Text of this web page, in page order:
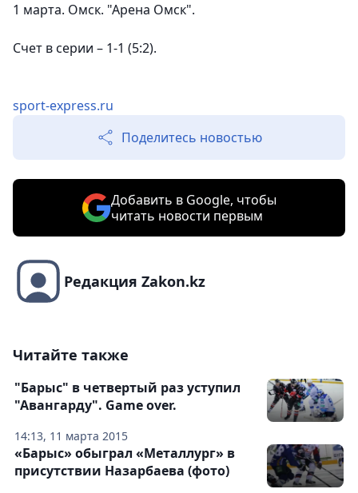
1 марта. Омск. "Арена Омск".
Счет в серии – 1-1 (5:2).
sport-express.ru
Поделитесь новостью
Добавить в Google, чтобы
читать новости первым
Редакция Zakon.kz
Читайте также
14:13, 11 марта 2015
"Барыс" в четвертый раз уступил
"Авангарду". Game over.
«Барыс» обыграл «Металлург» в
присутствии Назарбаева (фото)